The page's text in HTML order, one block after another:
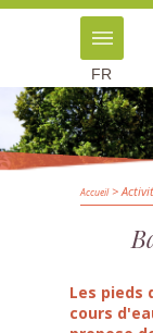
FR
Accueil>
Les pieds
cours